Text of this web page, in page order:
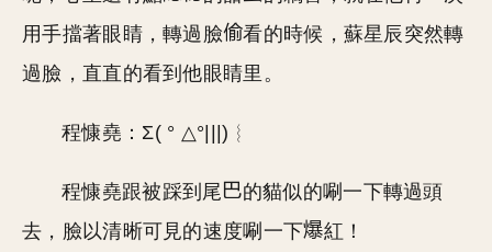
用手擋著眼睛，轉過臉
看的時候，蘇星辰突然轉
過臉，直直的看到他眼睛里。
程慷堯：Σ( ° △°|||)︴
程慷堯跟被踩到尾
的貓似的唰一下轉過頭
去，臉以清晰可見的速度唰一下
紅！